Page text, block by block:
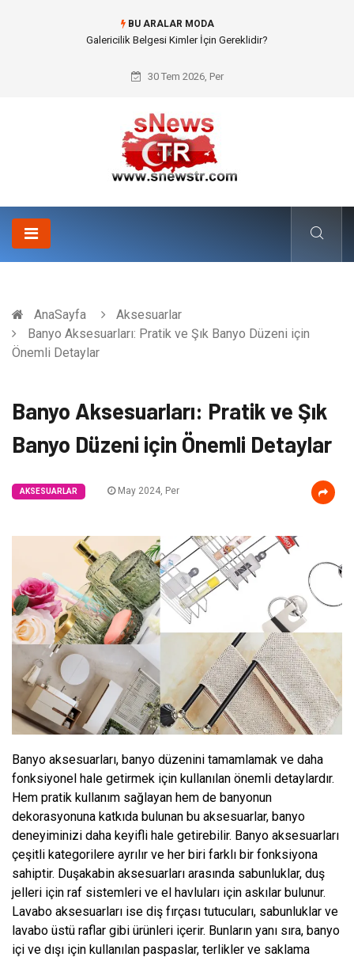
BU ARALAR MODA
Doküman Yönetimi ile Kurumsal Hafızanın Dijitalleşmesi
30 Tem 2026, Per
AnaSayfa
Aksesuarlar
Banyo Aksesuarları: Pratik ve Şık Banyo Düzeni için
Önemli Detaylar
Banyo Aksesuarları: Pratik ve Şık
Banyo Düzeni için Önemli Detaylar
AKSESUARLAR May 2024, Per
Banyo aksesuarları, banyo düzenini tamamlamak ve daha
fonksiyonel hale getirmek için kullanılan önemli detaylardır.
Hem pratik kullanım sağlayan hem de banyonun
dekorasyonuna katkıda bulunan bu aksesuarlar, banyo
deneyiminizi daha keyifli hale getirebilir. Banyo aksesuarları
çeşitli kategorilere ayrılır ve her biri farklı bir fonksiyona
sahiptir. Duşakabin aksesuarları arasında sabunluklar, duş
jelleri için raf sistemleri ve el havluları için askılar bulunur.
Lavabo aksesuarları ise diş fırçası tutucuları, sabunluklar ve
lavabo üstü raflar gibi ürünleri içerir. Bunların yanı sıra, banyo
içi ve dışı için kullanılan paspaslar, terlikler ve saklama